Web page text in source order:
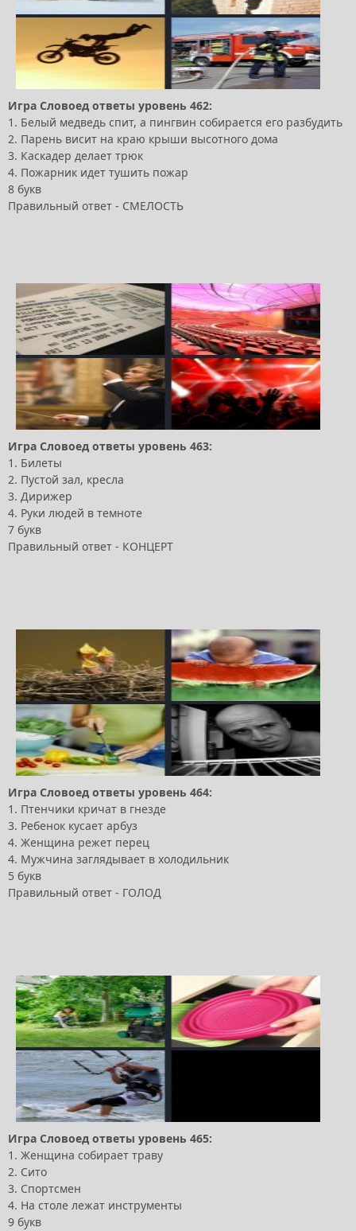
Игра Словоед ответы уровень 462:
1. Белый медведь спит, а пингвин собирается его разбудить
2. Парень висит на краю крыши высотного дома
3. Каскадер делает трюк
4. Пожарник идет тушить пожар
8 букв
Правильный ответ - СМЕЛОСТЬ
Игра Словоед ответы уровень 463:
1. Билеты
2. Пустой зал, кресла
3. Дирижер
4. Руки людей в темноте
7 букв
Правильный ответ - КОНЦЕРТ
Игра Словоед ответы уровень 464:
1. Птенчики кричат в гнезде
3. Ребенок кусает арбуз
4. Женщина режет перец
4. Мужчина заглядывает в холодильник
5 букв
Правильный ответ - ГОЛОД
Игра Словоед ответы уровень 465:
1. Женщина собирает траву
2. Сито
3. Спортсмен
4. На столе лежат инструменты
9 букв